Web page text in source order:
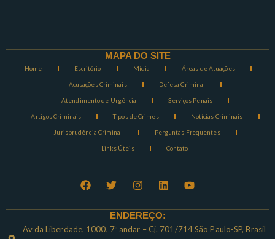
MAPA DO SITE
Home Escritório Mídia Áreas de Atuações
Acusações Criminais Defesa Criminal
Atendimento de Urgência Serviços Penais
Artigos Criminais Tipos de Crimes Notícias Criminais
Jurisprudência Criminal Perguntas Frequentes
Links Úteis Contato
ENDEREÇO:
Av da Liberdade, 1000, 7º andar – Cj. 701/714 São Paulo-SP, Brasil